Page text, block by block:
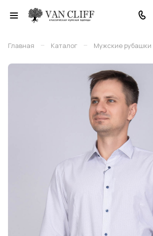
Главная – Каталог – Мужские рубашки